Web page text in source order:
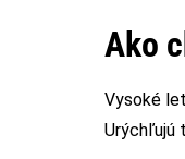
Ako
Vysoké
Urýchľujú